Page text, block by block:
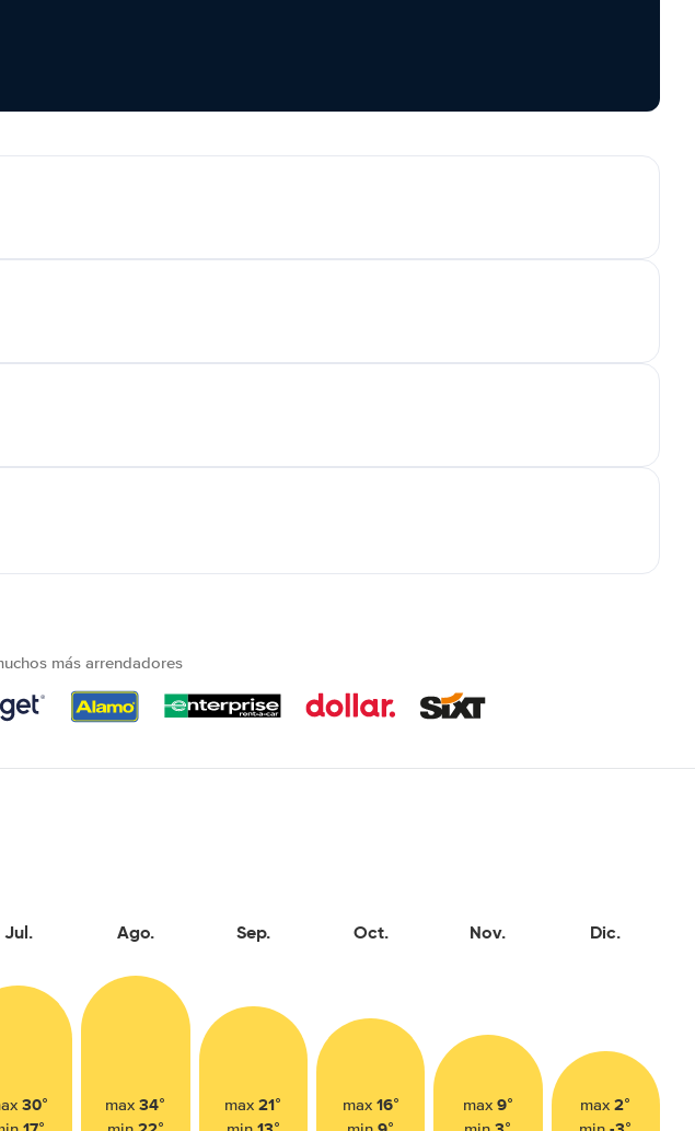
más arrendadores
Jul.
30°
Ago.
max34°
Sep.
max21°
Oct.
max 16°
Nov.
max 9°
Dic.
max2°